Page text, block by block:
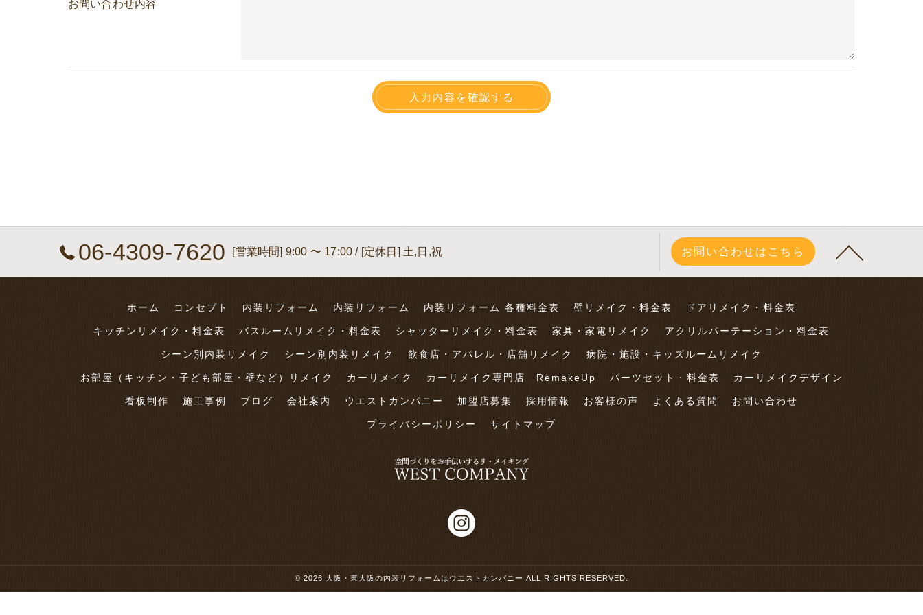
お問い合わせ内容
06-4309-7620 [営業時間] 9:00 〜 17:00 / [定休日] 土,日,祝 お問い合わせはこちら
ホーム コンセプト 内装リフォーム 内装リフォーム 内装リフォーム 各種料金表 壁リメイク・料金表 ドアリメイク・料金表
キッチンリメイク・料金表 バスルームリメイク・料金表 シャッターリメイク・料金表 家具・家電リメイク アクリルパーテーション・料金表
シーン別内装リメイク シーン別内装リメイク 飲食店・アパレル・店舗リメイク 病院・施設・キッズルームリメイク
お部屋（キッチン・子ども部屋・壁など）リメイク カーリメイク カーリメイク専門店 RemakeUp パーツセット・料金表 カーリメイクデザイン
看板制作 施工事例 ブログ 会社案内 ウエストカンパニー 加盟店募集 採用情報 お客様の声 よくある質問 お問い合わせ
プライバシーポリシー サイトマップ
© 2026 大阪・東大阪の内装リフォームはウエストカンパニー ALL RIGHTS RESERVED.